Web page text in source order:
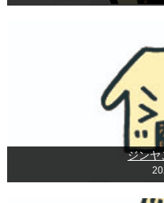
ジンヤ